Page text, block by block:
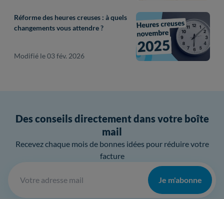
Réforme des heures creuses : à quels
changements vous attendre ?
Modifié le 03 fév. 2026
Des conseils directement dans votre boîte
mail
Recevez chaque mois de bonnes idées pour réduire votre
facture
Je m'abonne